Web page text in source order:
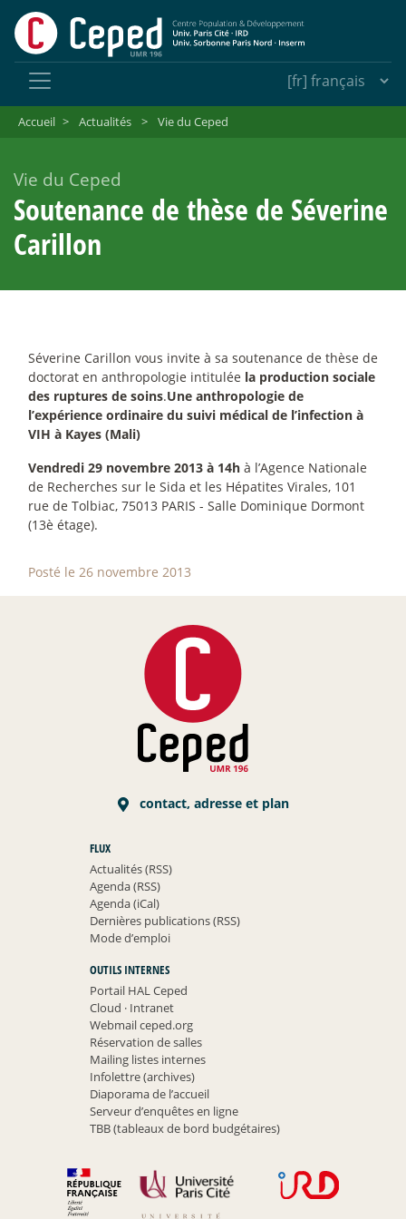
Accueil > Actualités > Vie du Ceped
Vie du Ceped
Soutenance de thèse de Séverine
Carillon
Séverine Carillon vous invite à sa soutenance de thèse de
doctorat en anthropologie intitulée la production sociale
des ruptures de soins.Une anthropologie de
l’expérience ordinaire du suivi médical de l’infection à
VIH à Kayes (Mali)
Vendredi 29 novembre 2013 à 14h à l’Agence Nationale
de Recherches sur le Sida et les Hépatites Virales, 101
rue de Tolbiac, 75013 PARIS - Salle Dominique Dormont
(13è étage).
Posté le 26 novembre 2013
contact, adresse et plan
FLUX
Actualités (RSS)
Agenda (RSS)
Agenda (iCal)
Dernières publications (RSS)
Mode d’emploi
OUTILS INTERNES
Portail HAL Ceped
Cloud ·Intranet
Webmail ceped.org
Réservation de salles
Mailing listes internes
Infolettre (archives)
Diaporama de l’accueil
Serveur d’enquêtes en ligne
TBB (tableaux de bord budgétaires)